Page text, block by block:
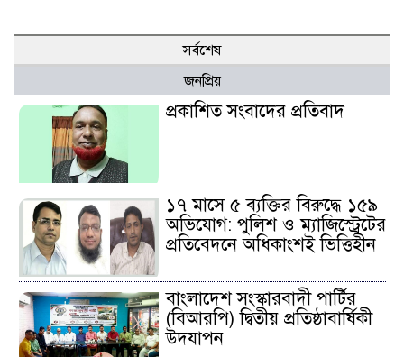
সর্বশেষ
জনপ্রিয়
প্রকাশিত সংবাদের প্রতিবাদ
১৭ মাসে ৫ ব্যক্তির বিরুদ্ধে ১৫৯
অভিযোগ: পুলিশ ও ম্যাজিস্ট্রেটের
প্রতিবেদনে অধিকাংশই ভিত্তিহীন
বাংলাদেশ সংস্কারবাদী পার্টির
(বিআরপি) দ্বিতীয় প্রতিষ্ঠাবার্ষিকী
উদযাপন